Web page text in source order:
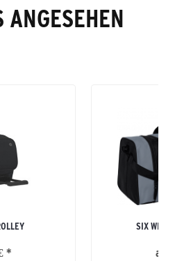
ANGESEHEN
*
SIX
ab